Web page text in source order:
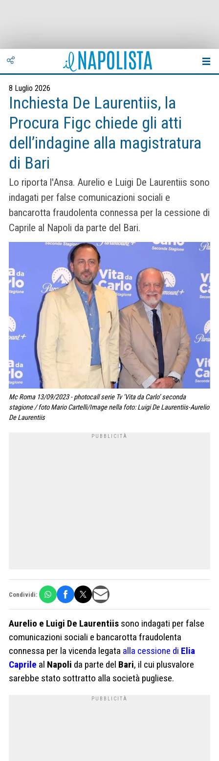
8 Luglio 2026
Inchiesta De Laurentiis, la
Procura Figc chiede gli atti
dell’indagine alla magistratura
di Bari
Lo riporta l'Ansa. Aurelio e Luigi De Laurentiis sono
indagati per false comunicazioni sociali e
bancarotta fraudolenta connessa per la cessione di
Caprile al Napoli da parte del Bari.
Mc Roma 13/09/2023 - photocall serie Tv ‘Vita da Carlo’ seconda
stagione / foto Mario Cartelli/Image nella foto: Luigi De Laurentiis-Aurelio
De Laurentiis
Condividi:
Aurelio e Luigi De Laurentiis sono indagati per false
comunicazioni sociali e bancarotta fraudolenta
connessa per la vicenda legata alla cessione di Elia
Caprile al Napoli da parte del Bari, il cui plusvalore
sarebbe stato sottratto alla società pugliese.